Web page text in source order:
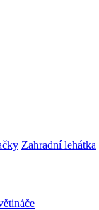
Zahradní lehátka